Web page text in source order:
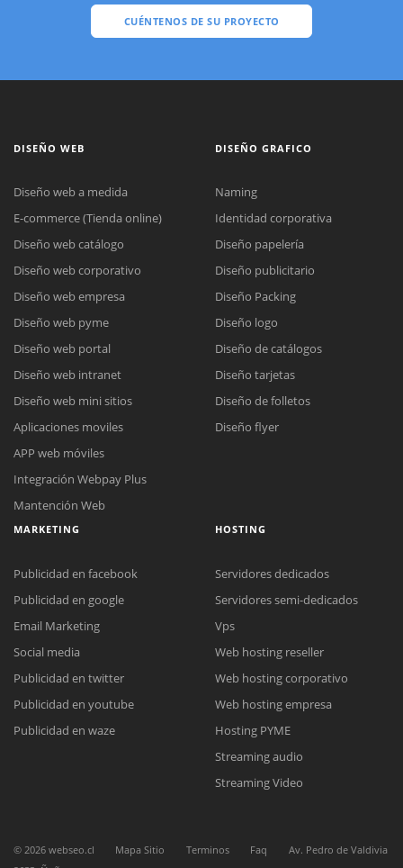
CUÉNTENOS DE SU PROYECTO
Reunión online
Nuestros ejecutivos le enviarán un correo electrónico con el enlace a
Cotización
Complete el formulario y nos contactaremos a la brevedad.
Chat Online
Todos nuestros ejecutivos están fuera de línea. Complete el formulario
para enviarnos un correo electrónico con sus datos personales.
DISEÑO WEB
Diseño web a medida
E-commerce (Tienda online)
Diseño web catálogo
Diseño web corporativo
Diseño web empresa
Diseño web pyme
Diseño web portal
Diseño web intranet
Diseño web mini sitios
Aplicaciones moviles
APP web móviles
Integración Webpay Plus
Mantención Web
DISEÑO GRAFICO
Naming
Identidad corporativa
Diseño papelería
Diseño publicitario
Diseño Packing
Diseño logo
Diseño de catálogos
Diseño tarjetas
Diseño de folletos
Diseño flyer
MARKETING
Publicidad en facebook
Publicidad en google
Email Marketing
Social media
Publicidad en twitter
Publicidad en youtube
Publicidad en waze
HOSTING
Servidores dedicados
Servidores semi-dedicados
Vps
Web hosting reseller
Web hosting corporativo
Web hosting empresa
Hosting PYME
Streaming audio
Streaming Video
© 2026 webseo.cl Mapa Sitio Terminos Faq
Av. Pedro de Valdivia